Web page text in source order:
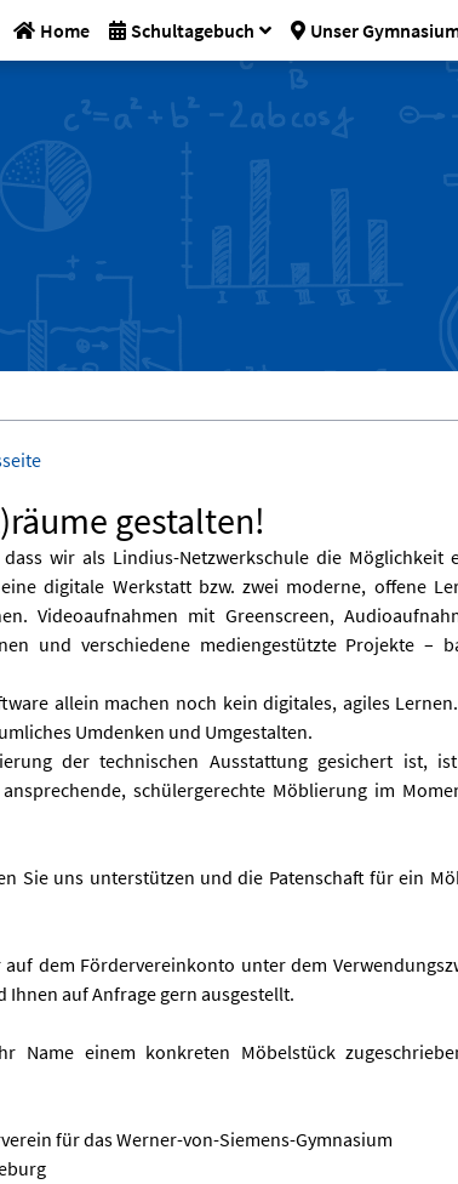
Home Schultagebuch Unser
gestalten!
wir als Lindius-Netzwerkschule die Möglichkeit
digitale Werkstatt bzw. zwei moderne, offene
Videoaufnahmen mit Greenscreen,
und verschiedene mediengestützte Projekte –
allein machen noch kein digitales, agiles
Umdenken und Umgestalten.
der technischen Ausstattung gesichert ist,
schülergerechte Möblierung im
Sie uns unterstützen und die Patenschaft für ein
dem Fördervereinkonto unter dem
auf Anfrage gern ausgestellt.
Name einem konkreten Möbelstück
für das Werner-von-Siemens-Gymnasium